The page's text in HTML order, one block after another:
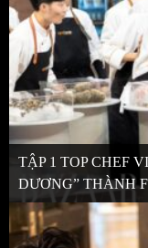
TẬP 1 TOP CHEF
DƯƠNG” THÀNH